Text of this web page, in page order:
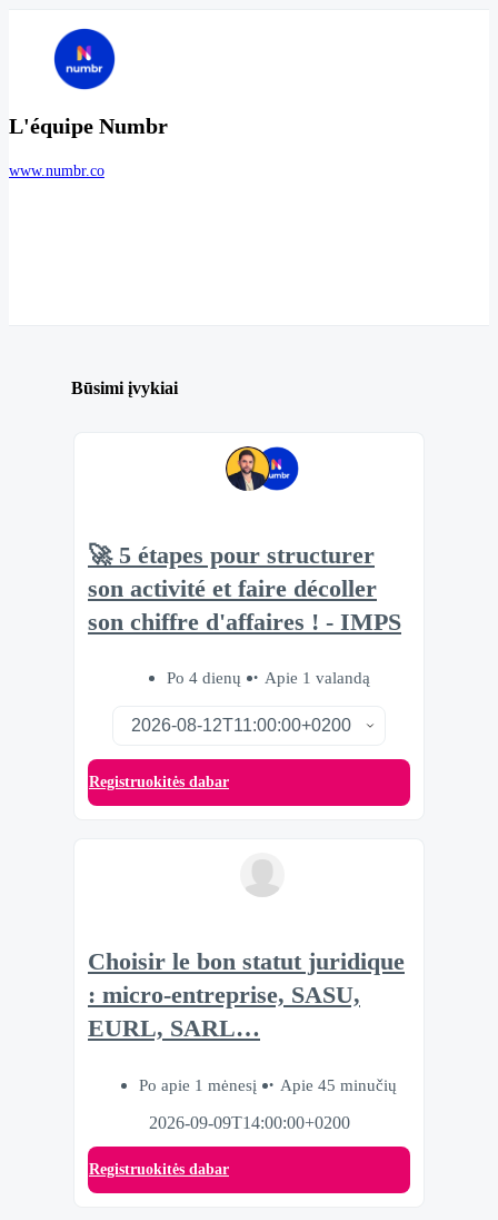
L'équipe Numbr
www.numbr.co
Būsimi įvykiai
🚀 5 étapes pour structurer
son activité et faire décoller
son chiffre d'affaires ! - IMPS
Po 4 dienų Apie 1 valandą
Registruokitės dabar
Choisir le bon statut juridique
: micro-entreprise, SASU,
EURL, SARL…
Po apie 1 mėnesį
Apie 45 minučių
2026-09-09T14:00:00+0200
Registruokitės dabar